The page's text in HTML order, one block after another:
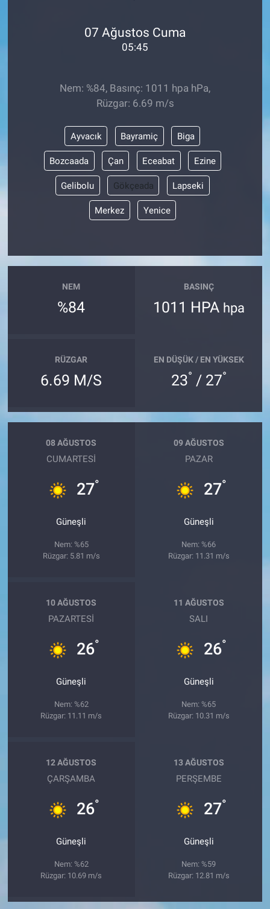
07 Ağustos Cuma
05:45
Nem: %84, Basınç: 1011 hpa hPa,
Rüzgar: 6.69 m/s
Ayvacık Bayramiç Biga
Bozcaada Çan Eceabat Ezine
Gelibolu Gökçeada Lapseki
Merkez Yenice
NEM
%84
BASINÇ
1011 HPA hpa
RÜZGAR
6.69 M/S
EN DÜŞÜK / EN YÜKSEK
23° / 27°
08 AĞUSTOS
CUMARTESI
27°
Güneşli
Nem: %65
Rüzgar: 5.81 m/s
09 AĞUSTOS
PAZAR
27°
Güneşli
Nem: %66
Rüzgar: 11.31 m/s
10 AĞUSTOS
PAZARTESI
26°
Güneşli
Nem: %62
Rüzgar: 11.11 m/s
11 AĞUSTOS
SALI
26°
Güneşli
Nem: %65
Rüzgar: 10.31 m/s
12 AĞUSTOS
ÇARŞAMBA
26°
Güneşli
Nem: %62
Rüzgar: 10.69 m/s
13 AĞUSTOS
PERŞEMBE
27°
Güneşli
Nem: %59
Rüzgar: 12.81 m/s